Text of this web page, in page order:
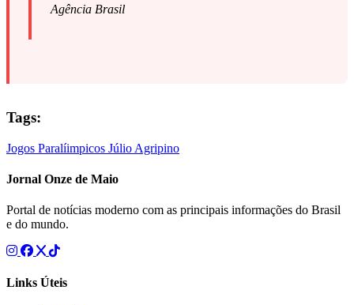
Agência Brasil
Tags:
Jogos Paralíimpicos Júlio Agripino
Jornal Onze de Maio
Portal de notícias moderno com as principais informações do Brasil
e do mundo.
Links Úteis